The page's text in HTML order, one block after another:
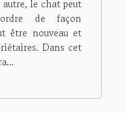
le chat peut
de façon
être nouveau et
Dans cet